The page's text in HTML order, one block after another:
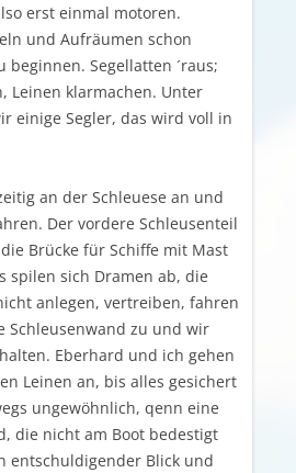
erst einmal motoren.
und Aufräumen schon
beginnen. Segellatten ´raus;
Leinen klarmachen. Unter
einige Segler, das wird voll in
an der Schleuese an und
Der vordere Schleusenteil
Brücke für Schiffe mit Mast
spilen sich Dramen ab, die
anlegen, vertreiben, fahren
Schleusenwand zu und wir
Eberhard und ich gehen
Leinen an, bis alles gesichert
ungewöhnlich, qenn eine
die nicht am Boot bedestigt
entschuldigender Blick und